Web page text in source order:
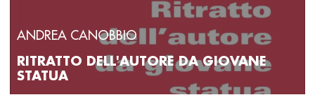
ANDREA CANOBBIO
RITRATTO DELL'AUTORE DA GIOVANE
STATUA